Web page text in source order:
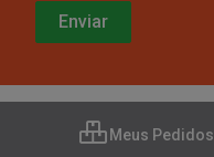
Meus Pedidos